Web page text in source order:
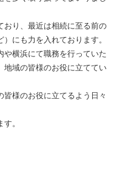
おり、最近は相続に至る前の
にも力を入れております。
や横浜にて職務を行っていた
地域の皆様のお役に立ててい
様のお役に立てるよう日々
。